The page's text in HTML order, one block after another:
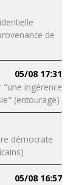
de
05/08 17:31
"une ingérence
(entourage)
démocrate
05/08 16:57